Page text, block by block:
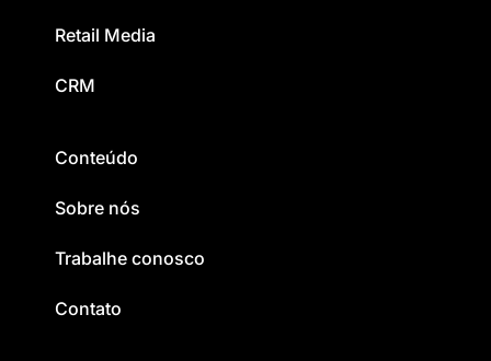
Retail Media
CRM
Conteúdo
Sobre nós
Trabalhe conosco
Contato